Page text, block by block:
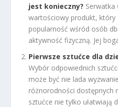
jest konieczny? Serwatka
wartościowy produkt, który
popularność wśród osób
aktywność fizyczną. Jej
Pierwsze sztućce dla
Wybór odpowiednich
może być nie lada
różnorodności dostępnych
sztućce nie tylko ułatwiają